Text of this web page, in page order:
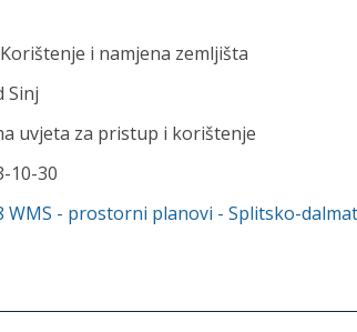
i namjena zemljišta
Sinj
uvjeta za pristup i korištenje
10-30
WMS - prostorni planovi - Splitsko-